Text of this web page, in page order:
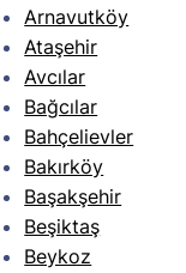
Arnavutköy
Ataşehir
Avcılar
Bağcılar
Bahçelievler
Bakırköy
Başakşehir
Beşiktaş
Beykoz